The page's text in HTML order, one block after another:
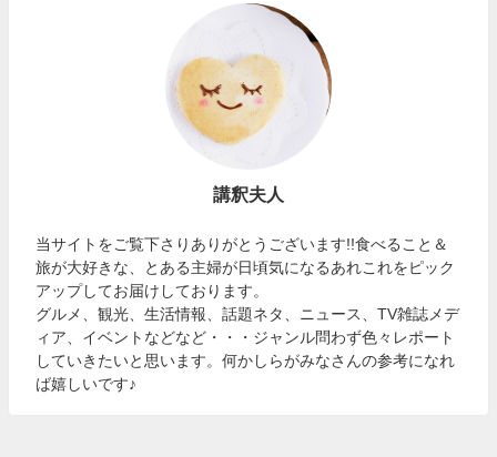
講釈夫人
当サイトをご覧下さりありがとうございます!!食べること＆
旅が大好きな、とある主婦が日頃気になるあれこれをピック
アップしてお届けしております。
グルメ、観光、生活情報、話題ネタ、ニュース、TV雑誌メデ
ィア、イベントなどなど・・・ジャンル問わず色々レポート
していきたいと思います。何かしらがみなさんの参考になれ
ば嬉しいです♪